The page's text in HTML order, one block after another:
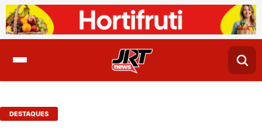
DESTAQUES